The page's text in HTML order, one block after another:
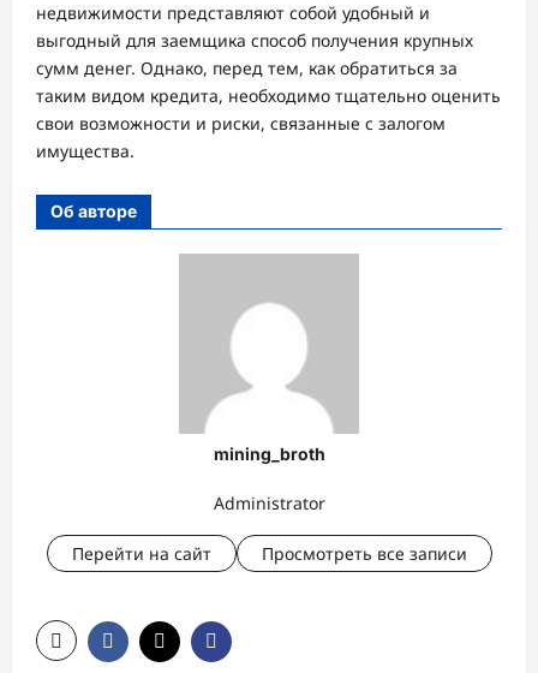
недвижимости представляют собой удобный и
выгодный для заемщика способ получения крупных
сумм денег. Однако, перед тем, как обратиться за
таким видом кредита, необходимо тщательно оценить
свои возможности и риски, связанные с залогом
имущества.
Об авторе
mining_broth
Administrator
Перейти на сайт Просмотреть все записи